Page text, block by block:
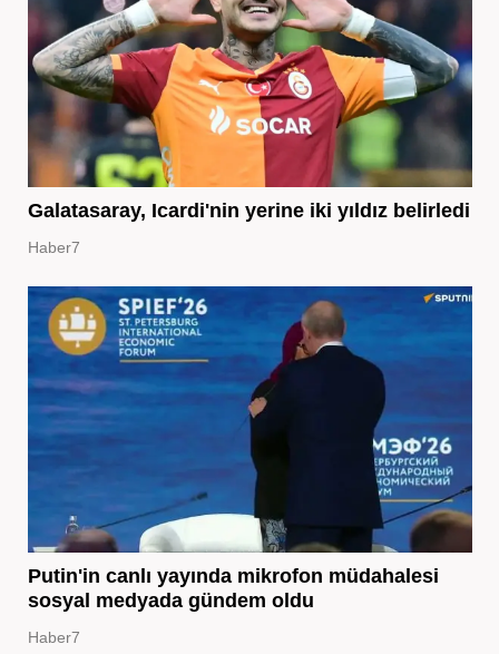
Galatasaray, Icardi'nin yerine iki yıldız belirledi
Haber7
Putin'in canlı yayında mikrofon müdahalesi
sosyal medyada gündem oldu
Haber7